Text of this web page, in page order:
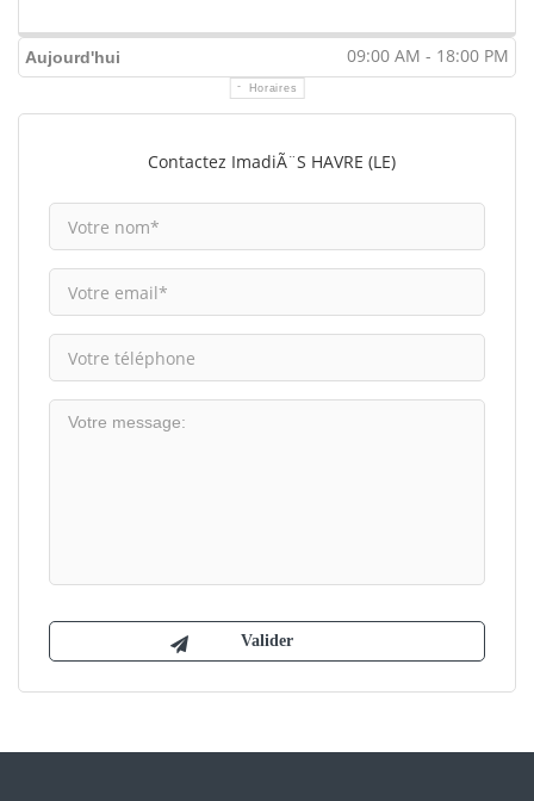
Aujourd'hui 09:00 AM - 18:00 PM
Horaires
Contactez ImadiÃ¨s HAVRE (LE)